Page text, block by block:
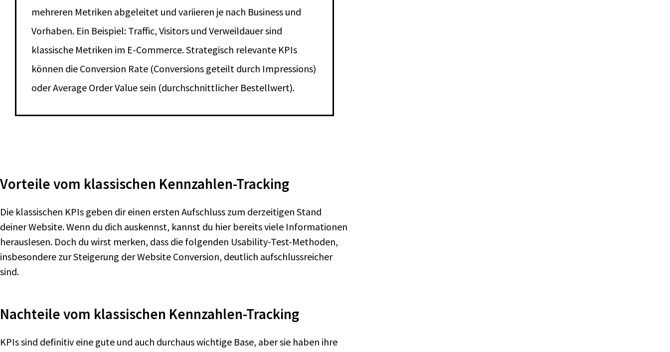
mehreren Metriken abgeleitet und variieren je nach Business und
Vorhaben. Ein Beispiel: Traffic, Visitors und Verweildauer sind
klassische Metriken im E-Commerce. Strategisch relevante KPIs
können die Conversion Rate (Conversions geteilt durch Impressions)
oder Average Order Value sein (durchschnittlicher Bestellwert).
Vorteile vom klassischen Kennzahlen-Tracking
Die klassischen KPIs geben dir einen ersten Aufschluss zum derzeitigen Stand
deiner Website. Wenn du dich auskennst, kannst du hier bereits viele Informationen
herauslesen. Doch du wirst merken, dass die folgenden Usability-Test-Methoden,
insbesondere zur Steigerung der Website Conversion, deutlich aufschlussreicher
sind.
Nachteile vom klassischen Kennzahlen-Tracking
KPIs sind definitiv eine gute und auch durchaus wichtige Base, aber sie haben ihre